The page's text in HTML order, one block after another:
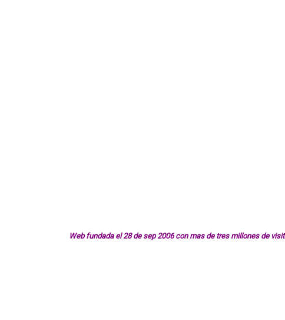
Web fundada el 28 de sep 2006 con mas de tres millones de